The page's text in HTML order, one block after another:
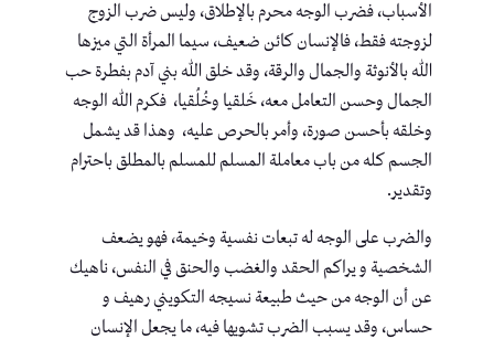
الأسباب، فضرب الوجه محرم بالإطلاق، وليس ضرب الزوج
لزوجته فقط، فالإنسان كائن ضعيف، سيما المرأة التي ميزها
الله بالأنوثة والجمال والرقة، وقد خلق الله بني آدم بفطرة حب
الجمال وحسن التعامل معه، خَلقيا وخُلُقيا، فكرم الله الوجه
وخلقه بأحسن صورة، وأمر بالحرص عليه، وهذا قد يشمل
الجسم كله من باب معاملة المسلم للمسلم بالمطلق باحترام
وتقدير.
والضرب على الوجه له تبعات نفسية وخيمة، فهو يضعف
الشخصية و يراكم الحقد والغضب والحنق في النفس، ناهيك
عن أن الوجه من حيث طبيعة نسيجه التكويني رهيف و
حساس، وقد يسبب الضرب تشويها فيه، ما يجعل الإنسان